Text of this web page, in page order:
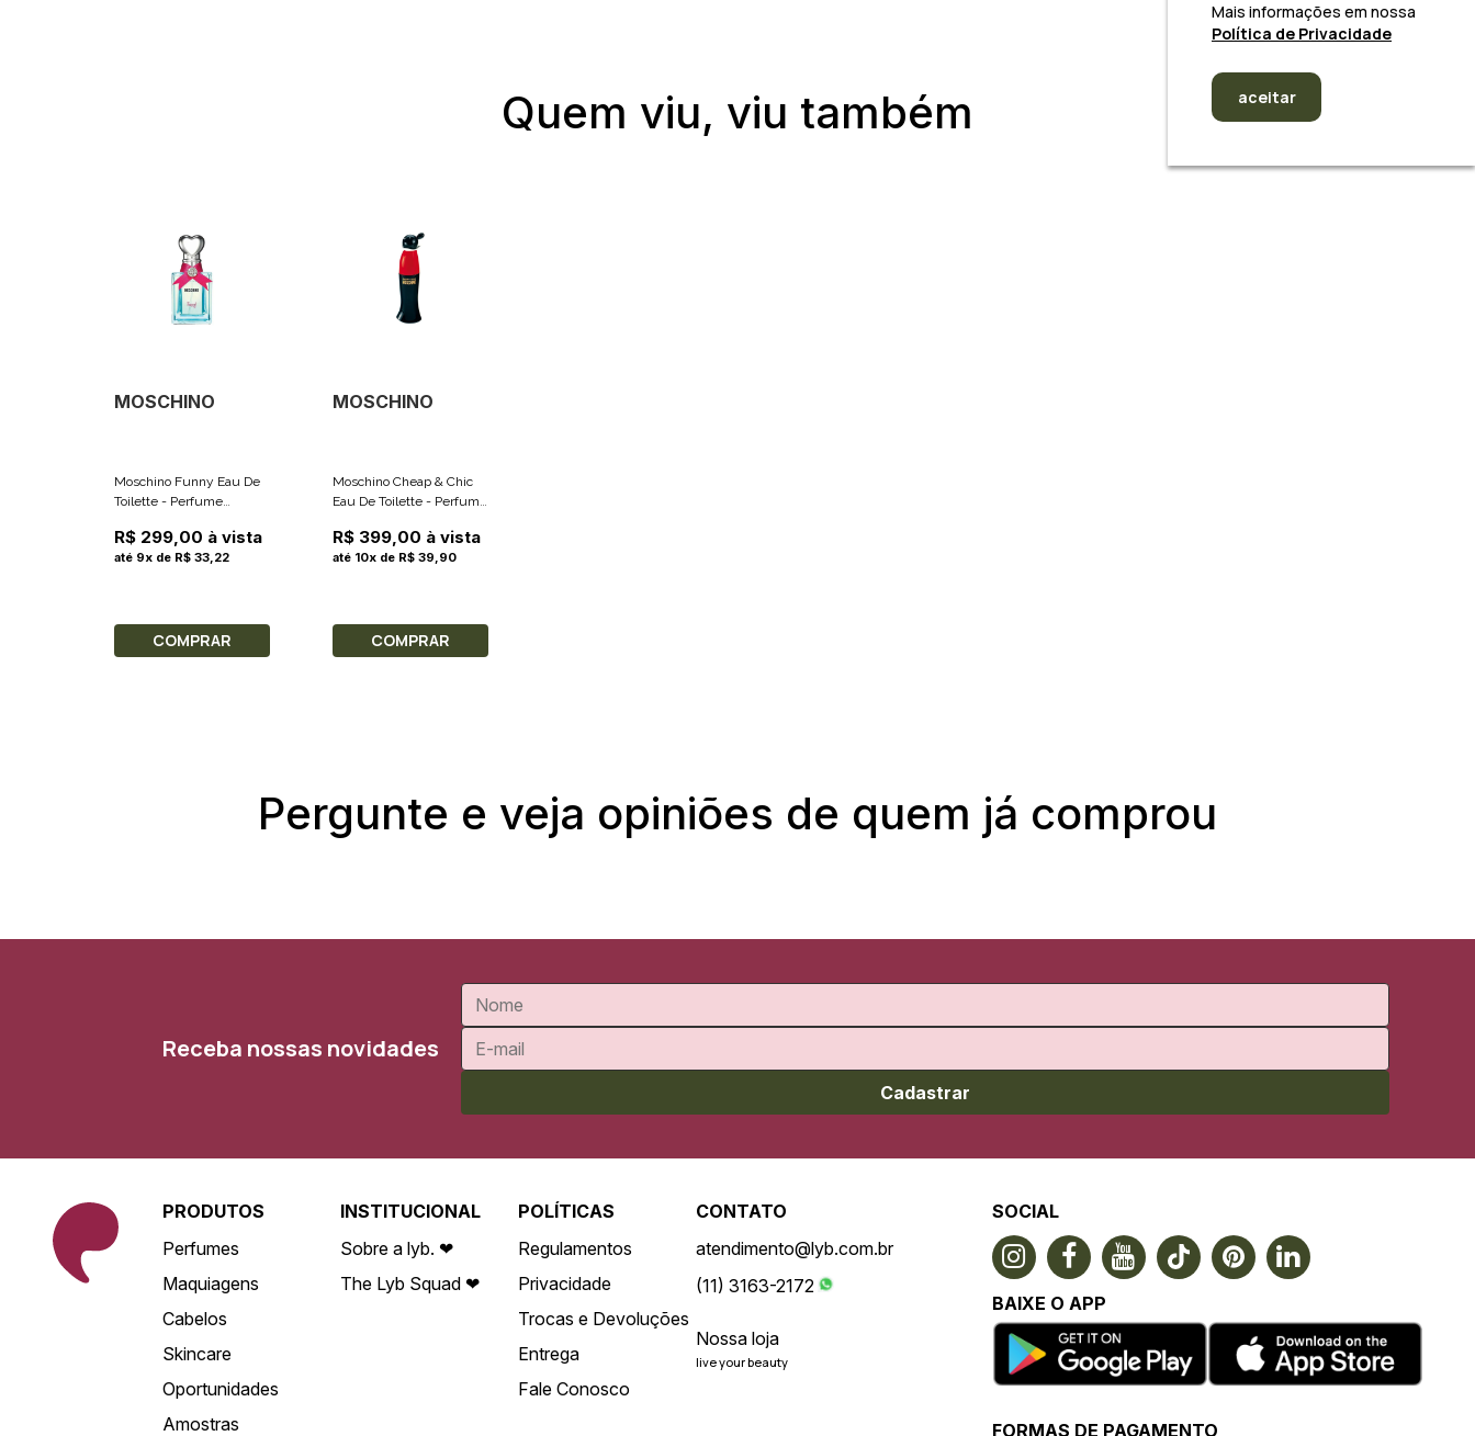
Quem viu, viu também
MOSCHINO
Moschino Funny Eau De
Toilette - Perfume
R$ 299,00 à vista
até 9x de R$ 33,22
COMPRAR
MOSCHINO
Moschino Cheap & Chic
Eau De Toilette - Perfume
R$ 399,00 à vista
até 10x de R$ 39,90
COMPRAR
Pergunte e veja opiniões de quem já comprou
Receba nossas novidades
Cadastrar
PRODUTOS
Perfumes
Maquiagens
Cabelos
Skincare
Oportunidades
Amostras
INSTITUCIONAL
Sobre a lyb. ❤
The Lyb Squad ❤
POLÍTICAS
Regulamentos
Privacidade
Trocas e Devoluções
Entrega
Fale Conosco
CONTATO
atendimento@lyb.com.br
(11) 3163-2172
Nossa loja
live your beauty
SOCIAL
BAIXE O APP
FORMAS DE PAGAMENTO
Mais informações em nossa
Política de Privacidade
aceitar